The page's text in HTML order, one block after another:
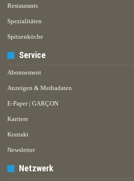
Restaurants
Spezialitäten
Spitzenköche
Service
Abonnement
Anzeigen & Mediadaten
E-Paper | GARÇON
Karriere
Kontakt
Newsletter
Netzwerk